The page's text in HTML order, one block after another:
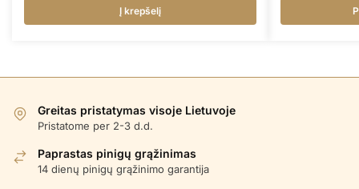
Į krepšelį
Greitas pristatymas visoje Lietuvoje
Pristatome per 2-3 d.d.
Paprastas pinigų grąžinimas
14 dienų pinigų grąžinimo garantija